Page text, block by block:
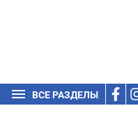
ВСЕ РАЗДЕЛЫ